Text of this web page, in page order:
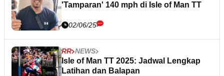
'Tamparan' 140 mph di Isle of Man TT
02/06/25
RR NEWS
Isle of Man TT 2025: Jadwal Lengkap
Latihan dan Balapan